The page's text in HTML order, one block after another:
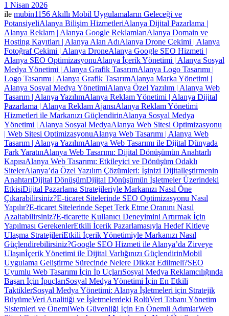
1 Nisan 2026
ile mubin1156Akıllı Mobil Uygulamaların Geleceği ve
PotansiyeliAlanya Bilişim HizmetleriAlanya Dijital Pazarlama |
Alanya Reklam | Alanya Google ReklamlarıAlanya Domain ve
Hosting Kayıtları | Alanya Alan AdıAlanya Drone Çekimi | Alanya
Fotoğraf Çekimi | Alanya DroneAlanya Google SEO Hizmeti |
Alanya SEO OptimizasyonuAlanya İçerik Yönetimi | Alanya Sosyal
Medya Yönetimi | Alanya Grafik TasarımAlanya Logo Tasarımı |
Logo Tasarımı | Alanya Grafik TasarımAlanya Marka Yönetimi |
Alanya Sosyal Medya YönetimiAlanya Özel Yazılım | Alanya Web
Tasarım | Alanya YazılımAlanya Reklam Yönetimi | Alanya Dijital
Pazarlama | Alanya Reklam AjansıAlanya Reklam Yönetimi
Hizmetleri ile Markanızı GüçlendirinAlanya Sosyal Medya
Yönetimi | Alanya Sosyal MedyaAlanya Web Sitesi Optimizasyonu
| Web Sitesi OptimizasyonuAlanya Web Tasarımı | Alanya Web
Tasarım | Alanya YazılımAlanya Web Tasarımı ile Dijital Dünyada
Fark YaratınAlanya Web Tasarımı: Dijital Dönüşümün Anahtarlı
KapısıAlanya Web Tasarımı: Etkileyici ve Dönüşüm Odaklı
SitelerAlanya’da Özel Yazılım Çözümleri: İşinizi Dijitalleştirmenin
AnahtarıDijital DönüşümDijital Dönüşümün İşletmeler Üzerindeki
EtkisiDijital Pazarlama Stratejileriyle Markanızı Nasıl Öne
Çıkarabilirsiniz?E-ticaret Sitelerinde SEO Optimizasyonu Nasıl
Yapılır?E-ticaret Sitelerinde Sepet Terk Etme Oranını Nasıl
Azaltabilirsiniz?E-ticarette Kullanıcı Deneyimini Artırmak İçin
Yapılması GerekenlerEtkili İçerik Pazarlamasıyla Hedef Kitleye
Ulaşma StratejileriEtkili İçerik Yönetimiyle Markanızı Nasıl
Güçlendirebilirsiniz?Google SEO Hizmeti ile Alanya’da Zirveye
Ulaşınİçerik Yönetimi ile Dijital Varlığınızı GüçlendirinMobil
Uygulama Geliştirme Sürecinde Nelere Dikkat Edilmeli?SEO
Uyumlu Web Tasarımı İçin İp UçlarıSosyal Medya Reklamcılığında
Başarı İçin İpuçlarıSosyal Medya Yönetimi İçin En Etkili
TaktiklerSosyal Medya Yönetimi: Alanya İşletmeleri için Stratejik
BüyümeVeri Analitiği ve İşletmelerdeki RolüVeri Tabanı Yönetim
Sistemleri ve ÖnemiWeb Güvenliği İçin En Önemli AdımlarWeb